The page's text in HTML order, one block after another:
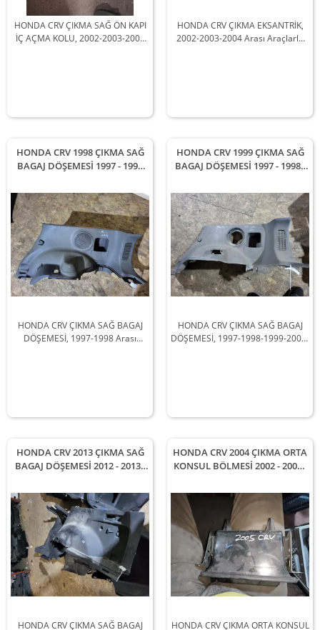
HONDA CRV ÇIKMA SAĞ ÖN KAPI
İÇ AÇMA KOLU, 2002-2003-2004
HONDA CRV ÇIKMA EKSANTRİK,
2002-2003-2004 Arası Araçlarla
HONDA CRV 1998 ÇIKMA SAĞ
BAGAJ DÖŞEMESİ 1997 - 1998
HONDA CRV ÇIKMA SAĞ BAGAJ
DÖŞEMESİ, 1997-1998 Arası
HONDA CRV 1999 ÇIKMA SAĞ
BAGAJ DÖŞEMESİ 1997 - 1998 -
Modellerle Uyumludur
HONDA CRV ÇIKMA SAĞ BAGAJ
DÖŞEMESİ, 1997-1998-1999-2000-
HONDA CRV 2013 ÇIKMA SAĞ
BAGAJ DÖŞEMESİ 2012 - 2013 -
Uyumludur
HONDA CRV ÇIKMA SAĞ BAGAJ
HONDA CRV 2004 ÇIKMA ORTA
KONSUL BÖLMESİ 2002 - 2003 -
Modellerle Uyumludur
HONDA CRV ÇIKMA ORTA KONSUL